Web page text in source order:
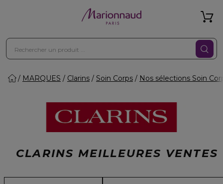
MARQUES Clarins Soin Corps Nos sélections Soin
CLARINS MEILLEURES VENTES